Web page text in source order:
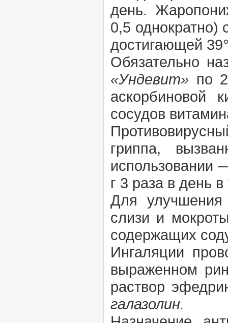
день.
0,5 однократно)
достигающей
Обязательно
«Ундевит» по
аскорбиновой
сосудов
гриппа,
использовании
г 3 раза в день
Для
слизи и
содержащих
Ингаляции
выраженном
раствор
галазолин.